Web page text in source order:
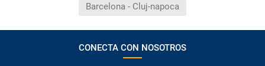
Barcelona - Cluj-napoca
CONECTA CON NOSOTROS